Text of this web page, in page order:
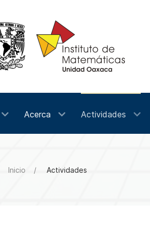
Acerca Actividades
Inicio Actividades